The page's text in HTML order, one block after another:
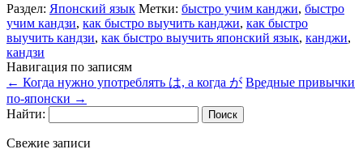
Раздел: Японский язык Метки: быстро учим канджи, быстро
учим кандзи, как быстро выучить канджи, как быстро
выучить кандзи, как быстро выучить японский язык, канджи,
кандзи
Навигация по записям
← Когда нужно употреблять は, а когда が Вредные привычки
по-японски →
Найти:
Свежие записи